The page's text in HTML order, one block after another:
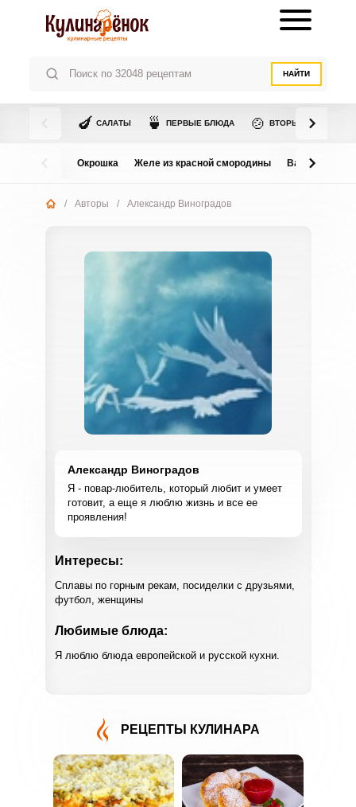
НАЙТИ
🍆 САЛАТЫ 🍵 ПЕРВЫЕ БЛЮДА 🍲 ВТОРЫЕ БЛЮДА
Окрошка Желе из красной смородины Варенье из
/ Авторы / Александр Виноградов
Александр Виноградов
Я - повар-любитель, который любит и умеет
готовит, а еще я люблю жизнь и все ее
проявления!
Интересы:
Сплавы по горным рекам, посиделки с друзьями,
футбол, женщины
Любимые блюда:
Я люблю блюда европейской и русской кухни.
РЕЦЕПТЫ КУЛИНАРА